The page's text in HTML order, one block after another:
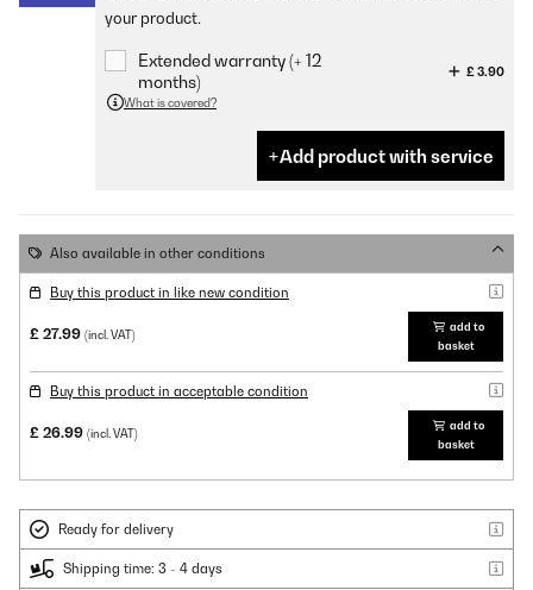
your product.
Extended warranty (+ 12
months)
£ 3.90
What is covered?
Add product with service
Also available in other conditions
Buy this product in like new condition
£ 27.99 (incl. VAT)
add to
basket
Buy this product in acceptable condition
£ 26.99 (incl. VAT)
add to
basket
Ready for delivery
Shipping time: 3 - 4 days